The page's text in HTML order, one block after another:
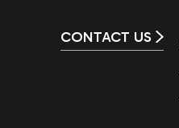
CONTACT US